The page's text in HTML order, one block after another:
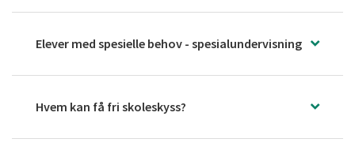
Elever med spesielle behov - spesialundervisning
Hvem kan få fri skoleskyss?